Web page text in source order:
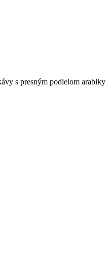
s presným podielom